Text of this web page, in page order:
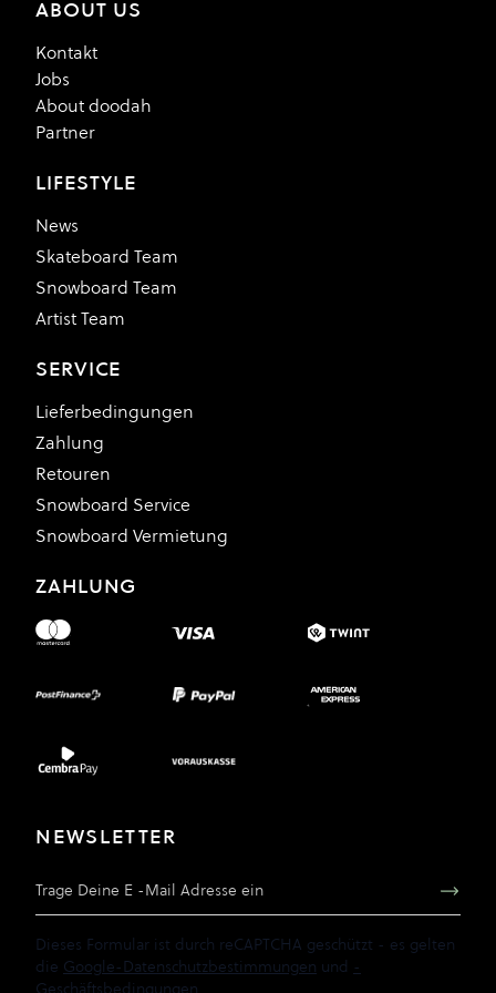
ABOUT US
Kontakt
Jobs
About doodah
Partner
LIFESTYLE
News
Skateboard Team
Snowboard Team
Artist Team
SERVICE
Lieferbedingungen
Zahlung
Retouren
Snowboard Service
Snowboard Vermietung
ZAHLUNG
NEWSLETTER
Dieses Formular ist durch reCAPTCHA geschützt - es gelten
die Google-Datenschutzbestimmungen und -